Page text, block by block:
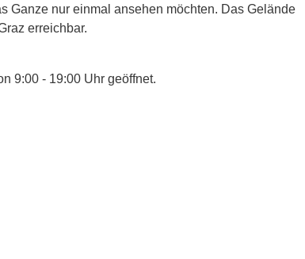
Ganze nur einmal ansehen möchten. Das Gelände
erreichbar.
9:00 - 19:00 Uhr geöffnet.